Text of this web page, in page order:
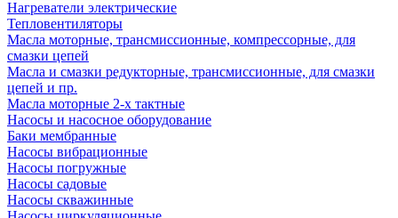
Нагреватели электрические
Тепловентиляторы
Масла моторные, трансмиссионные, компрессорные, для
смазки цепей
Масла и смазки редукторные, трансмиссионные, для смазки
цепей и пр.
Масла моторные 2-х тактные
Насосы и насосное оборудование
Баки мембранные
Насосы вибрационные
Насосы погружные
Насосы садовые
Насосы скважинные